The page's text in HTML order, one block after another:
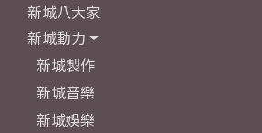
新城八大家
新城動力
新城製作
新城音樂
新城娛樂